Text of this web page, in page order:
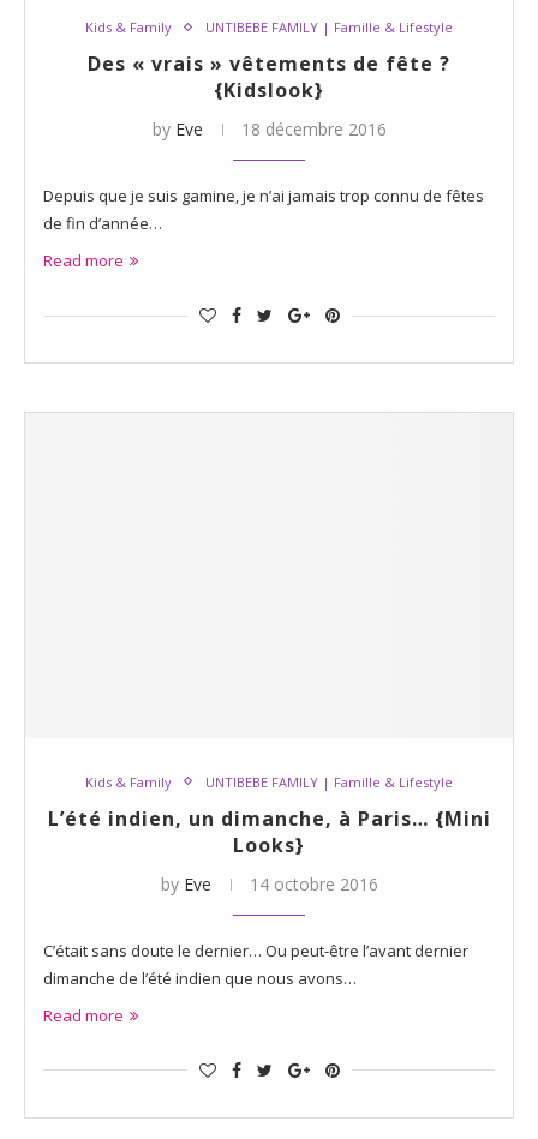
Kids & Family UNTIBEBE FAMILY | Famille & Lifestyle
Des « vrais » vêtements de fête ?
{Kidslook}
by Eve 18 décembre 2016
Depuis que je suis gamine, je n’ai jamais trop connu de fêtes
de fin d’année…
Read more
Kids & Family UNTIBEBE FAMILY | Famille & Lifestyle
L’été indien, un dimanche, à Paris… {Mini
Looks}
by Eve 14 octobre 2016
C’était sans doute le dernier… Ou peut-être l’avant dernier
dimanche de l’été indien que nous avons…
Read more